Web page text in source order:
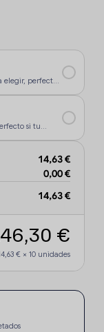
perfecto
si tu
14,63 €
0,00 €
14,63 €
€
€ × 10 unidades